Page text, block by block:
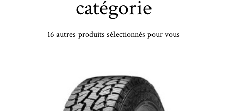
catégorie
16 autres produits sélectionnés pour vous